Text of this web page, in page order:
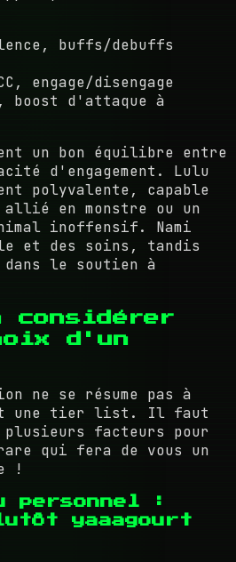
buffs/debuffs
engage/disengage
boost d'attaque à
un bon équilibre entre
d'engagement. Lulu
polyvalente, capable
en monstre ou un
inoffensif. Nami
et des soins, tandis
le soutien à
considérer
d'un
ne se résume pas à
une tier list. Il faut
plusieurs facteurs pour
qui fera de vous un
!
personnel :
yaaagourt